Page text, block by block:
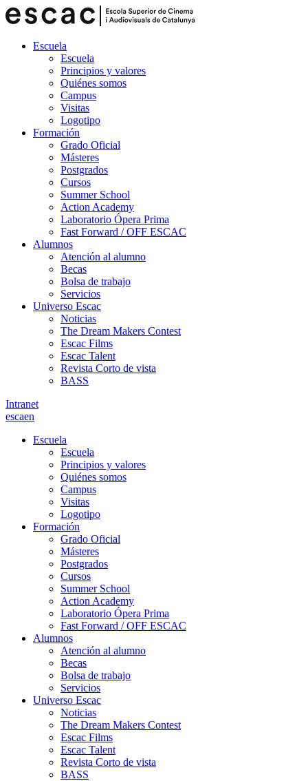
Escuela
Escuela
Principios y valores
Quiénes somos
Campus
Visitas
Logotipo
Formación
Grado Oficial
Másteres
Postgrados
Cursos
Summer School
Action Academy
Laboratorio Ópera Prima
Fast Forward / OFF ESCAC
Alumnos
Atención al alumno
Becas
Bolsa de trabajo
Servicios
Universo Escac
Noticias
The Dream Makers Contest
Escac Films
Escac Talent
Revista Corto de vista
BASS
Intranet
escaen
Escuela
Escuela
Principios y valores
Quiénes somos
Campus
Visitas
Logotipo
Formación
Grado Oficial
Másteres
Postgrados
Cursos
Summer School
Action Academy
Laboratorio Ópera Prima
Fast Forward / OFF ESCAC
Alumnos
Atención al alumno
Becas
Bolsa de trabajo
Servicios
Universo Escac
Noticias
The Dream Makers Contest
Escac Films
Escac Talent
Revista Corto de vista
BASS